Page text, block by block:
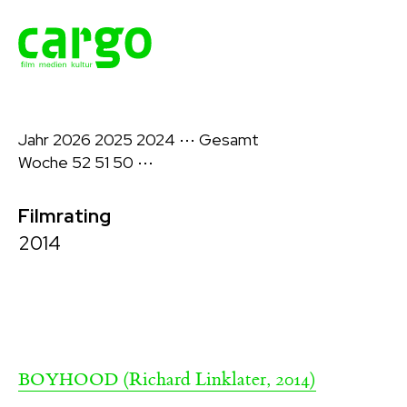
Jahr 2026 2025 2024 ⋯ Gesamt
Woche 52 51 50 ⋯
Filmrating
2014
BOYHOOD (Richard Linklater, 2014)